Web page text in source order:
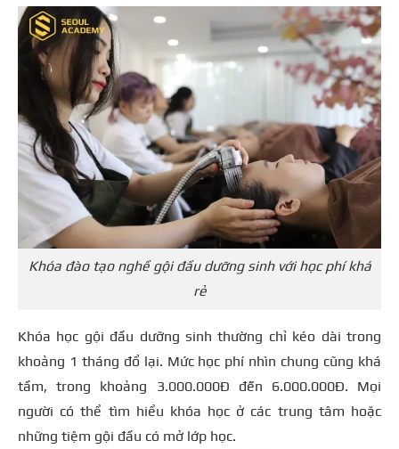
Khóa đào tạo nghề gội đầu dưỡng sinh với học phí khá
rẻ
Khóa học gội đầu dưỡng sinh thường chỉ kéo dài trong
khoảng 1 tháng đổ lại. Mức học phí nhìn chung cũng khá
tầm, trong khoảng 3.000.000Đ đến 6.000.000Đ. Mọi
người có thể tìm hiểu khóa học ở các trung tâm hoặc
những tiệm gội đầu có mở lớp học.